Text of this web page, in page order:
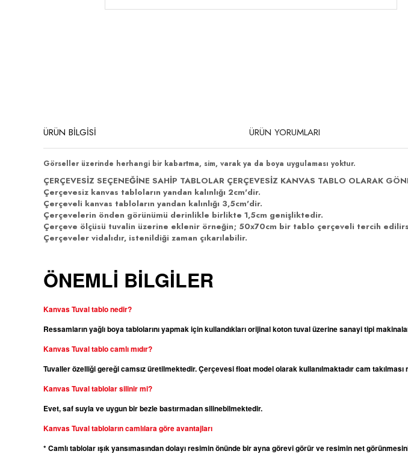
ÜRÜN BİLGİSİ ÜRÜN YORUMLARI
Görseller üzerinde herhangi bir kabartma, sim, varak ya da boya uygulaması yoktur.
ÇERÇEVESİZ SEÇENEĞİNE SAHİP TABLOLAR ÇERÇEVESİZ KANVAS TABLO OLARAK
Çerçevesiz kanvas tabloların yandan kalınlığı 2cm'dir.
Çerçeveli kanvas tabloların yandan kalınlığı 3,5cm'dir.
Çerçevelerin önden görünümü derinlikle birlikte 1,5cm genişliktedir.
Çerçeve ölçüsü tuvalin üzerine eklenir örneğin; 50x70cm bir tablo çerçeveli tercih
Çerçeveler vidalıdır, istenildiği zaman çıkarılabilir.
ÖNEMLİ BİLGİLER
Kanvas Tuval tablo nedir?
Ressamların yağlı boya tablolarını yapmak için kullandıkları orijinal koton tuval üzerine sanayi tipi
KanvasTuval tablo camlı mıdır?
Tuvaller özelliği gereği camsız üretilmektedir. Çerçevesi float model olarak kullanılmaktadır cam
KanvasTuval tablolar silinir mi?
Evet, saf suyla ve uygun bir bezle bastırmadan silinebilmektedir.
KanvasTuval tabloların camlılara göre avantajları
* Camlı tablolar ışık yansımasından dolayı resimin önünde bir ayna görevi görür ve resimin net